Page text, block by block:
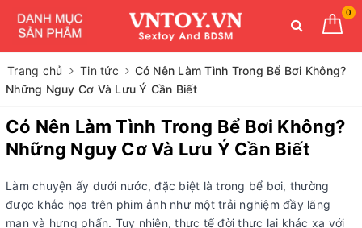
0
Trang chủ Tin tức
Có Nên Làm Tình Trong Bể Bơi Không?
Những Nguy Cơ Và Lưu Ý Cần Biết
Có Nên Làm Tình Trong Bể Bơi Không?
Những Nguy Cơ Và Lưu Ý Cần Biết
Làm chuyện ấy dưới nước, đặc biệt là trong bể bơi, thường
được khắc họa trên phim ảnh như một trải nghiệm đầy lãng
mạn và hưng phấn. Tuy nhiên, thực tế đời thực lại khác xa với